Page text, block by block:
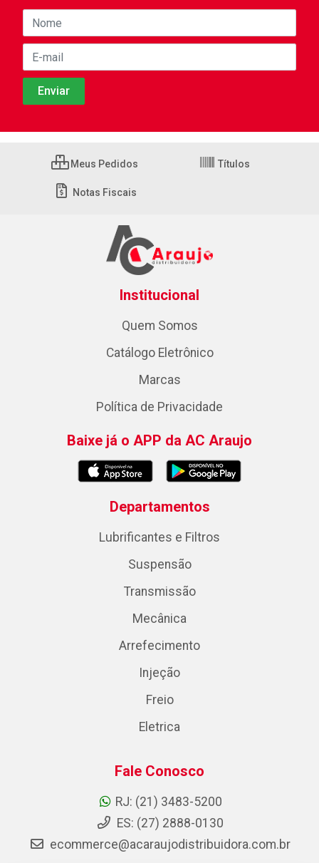
Meus Pedidos Títulos
Notas Fiscais
Institucional
Quem Somos
Catálogo Eletrônico
Marcas
Política de Privacidade
Baixe já o APP da AC Araujo
Departamentos
Lubrificantes e Filtros
Suspensão
Transmissão
Mecânica
Arrefecimento
Injeção
Freio
Eletrica
Fale Conosco
RJ: (21) 3483-5200
ES: (27) 2888-0130
ecommerce@acaraujodistribuidora.com.br